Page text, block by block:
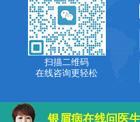
扫描二维码
在线咨询更轻松
银屑病在线问医生